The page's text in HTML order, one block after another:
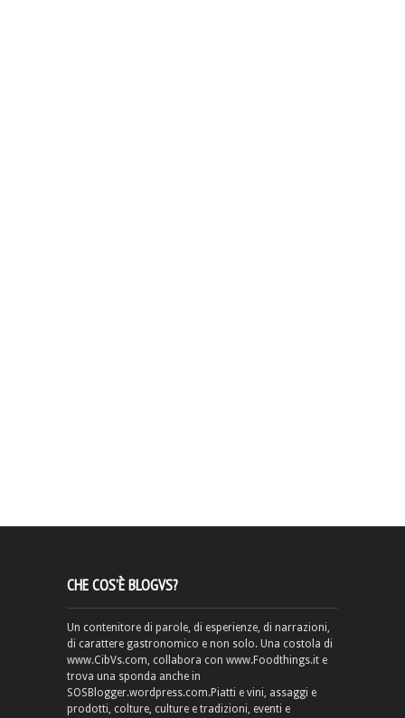
CHE COS’È BLOGVS?
Un contenitore di parole, di esperienze, di narrazioni,
di carattere gastronomico e non solo. Una costola di
www.CibVs.com, collabora con www.Foodthings.it e
trova una sponda anche in
SOSBlogger.wordpress.com.Piatti e vini, assaggi e
prodotti, colture, culture e tradizioni, eventi e